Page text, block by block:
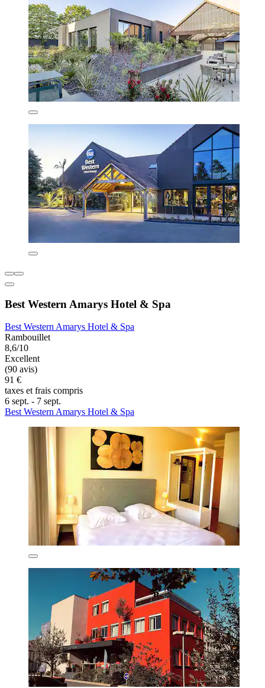
Best Western Amarys Hotel & Spa
Best Western Amarys Hotel & Spa
Rambouillet
8,6/10
Excellent
(90 avis)
91 €
taxes et frais compris
6 sept. - 7 sept.
Best Western Amarys Hotel & Spa